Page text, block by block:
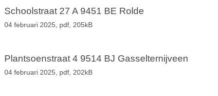
Schoolstraat 27 A 9451 BE Rolde
04 februari 2025, pdf, 205kB
Plantsoenstraat 4 9514 BJ Gasselternijveen
04 februari 2025, pdf, 202kB